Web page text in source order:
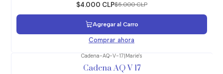
$4.000 CLP$5.000 CLP
Agregar al Carro
Comprar ahora
Cadena-AQ-V-17 Marie's
Cadena AQ V 17